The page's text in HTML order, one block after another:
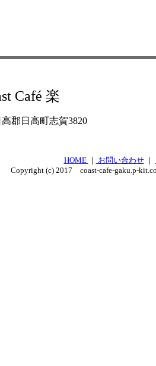
Café 楽
郡日高町志賀3820
HOME ｜ お問い合わせ｜
Copyright (c) 2017 coast-cafe-gaku.p-